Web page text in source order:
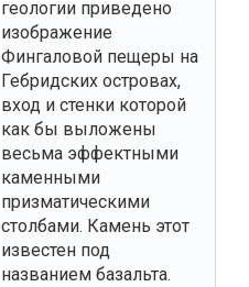
геологии приведено
изображение
Фингаловой пещеры на
Гебридских островах,
вход и стенки которой
как бы выложены
весьма эффектными
каменными
призматическими
столбами. Камень этот
известен под
названием базальта.